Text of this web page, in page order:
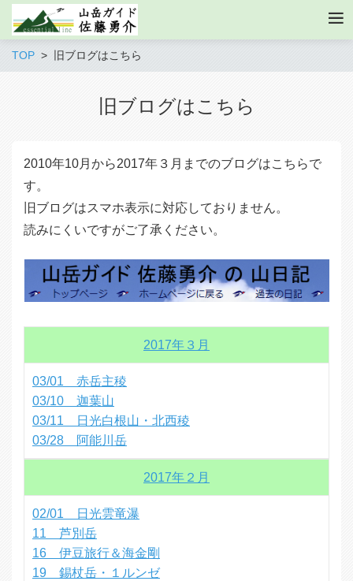
TOP 旧ブログはこちら
旧ブログはこちら
2010年10月から2017年３月までのブログはこちらで
す。
旧ブログはスマホ表示に対応しておりません。
読みにくいですがご了承ください。
2017年３月
03/01 赤岳主稜
03/10 迦葉山
03/11 日光白根山・北西稜
03/28 阿能川岳
2017年２月
02/01 日光雲竜瀑
11 芦別岳
16 伊豆旅行＆海金剛
19 錫杖岳・１ルンゼ